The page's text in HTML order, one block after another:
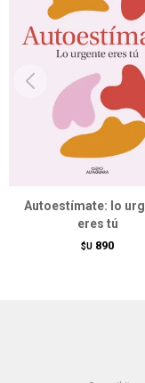
Autoestímate: lo
eres tú
$U 890